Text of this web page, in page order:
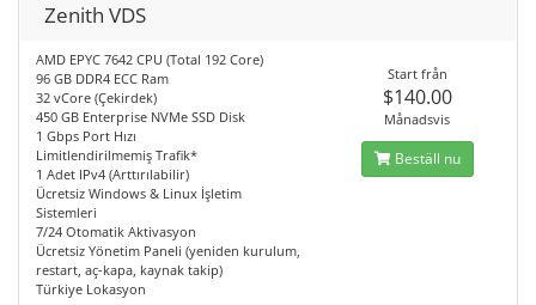
Zenith VDS
AMD EPYC 7642 CPU (Total 192 Core)
96 GB DDR4 ECC Ram
32 vCore (Çekirdek)
450 GB Enterprise NVMe SSD Disk
1 Gbps Port Hızı
Limitlendirilmemiş Trafik*
1 Adet IPv4 (Arttırılabilir)
Ücretsiz Windows & Linux İşletim
Sistemleri
7/24 Otomatik Aktivasyon
Ücretsiz Yönetim Paneli (yeniden kurulum,
restart, aç-kapa, kaynak takip)
Türkiye Lokasyon
Start från
$140.00
Månadsvis
Beställ nu